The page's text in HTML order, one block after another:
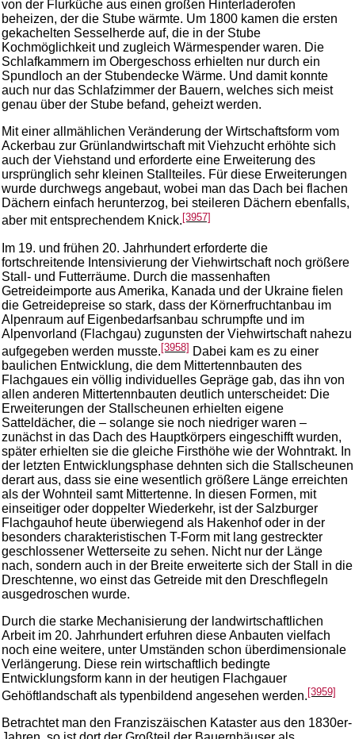
von der Flurküche aus einen großen Hinterladerofen
beheizen, der die Stube wärmte. Um 1800 kamen die ersten
gekachelten Sesselherde auf, die in der Stube
Kochmöglichkeit und zugleich Wärmespender waren. Die
Schlafkammern im Obergeschoss erhielten nur durch ein
Spundloch an der Stubendecke Wärme. Und damit konnte
auch nur das Schlafzimmer der Bauern, welches sich meist
genau über der Stube befand, geheizt werden.
Mit einer allmählichen Veränderung der Wirtschaftsform vom
Ackerbau zur Grünlandwirtschaft mit Viehzucht erhöhte sich
auch der Viehstand und erforderte eine Erweiterung des
ursprünglich sehr kleinen Stallteiles. Für diese Erweiterungen
wurde durchwegs angebaut, wobei man das Dach bei flachen
Dächern einfach herunterzog, bei steileren Dächern ebenfalls,
aber mit entsprechendem Knick.[3957]
Im 19. und frühen 20. Jahrhundert erforderte die
fortschreitende Intensivierung der Viehwirtschaft noch größere
Stall- und Futterräume. Durch die massenhaften
Getreideimporte aus Amerika, Kanada und der Ukraine fielen
die Getreidepreise so stark, dass der Körnerfruchtanbau im
Alpenraum auf Eigenbedarfsanbau schrumpfte und im
Alpenvorland (Flachgau) zugunsten der Viehwirtschaft nahezu
aufgegeben werden musste.[3958] Dabei kam es zu einer
baulichen Entwicklung, die dem Mittertennbauten des
Flachgaues ein völlig individuelles Gepräge gab, das ihn von
allen anderen Mittertennbauten deutlich unterscheidet: Die
Erweiterungen der Stallscheunen erhielten eigene
Satteldächer, die – solange sie noch niedriger waren –
zunächst in das Dach des Hauptkörpers eingeschifft wurden,
später erhielten sie die gleiche Firsthöhe wie der Wohntrakt. In
der letzten Entwicklungsphase dehnten sich die Stallscheunen
derart aus, dass sie eine wesentlich größere Länge erreichten
als der Wohnteil samt Mittertenne. In diesen Formen, mit
einseitiger oder doppelter Wiederkehr, ist der Salzburger
Flachgauhof heute überwiegend als Hakenhof oder in der
besonders charakteristischen T-Form mit lang gestreckter
geschlossener Wetterseite zu sehen. Nicht nur der Länge
nach, sondern auch in der Breite erweiterte sich der Stall in die
Dreschtenne, wo einst das Getreide mit den Dreschflegeln
ausgedroschen wurde.
Durch die starke Mechanisierung der landwirtschaftlichen
Arbeit im 20. Jahrhundert erfuhren diese Anbauten vielfach
noch eine weitere, unter Umständen schon überdimensionale
Verlängerung. Diese rein wirtschaftlich bedingte
Entwicklungsform kann in der heutigen Flachgauer
Gehöftlandschaft als typenbildend angesehen werden. [3959]
Betrachtet man den Franziszäischen Kataster aus den 1830er-